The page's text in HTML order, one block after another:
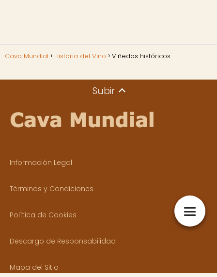
Cava Mundial Historia del Vino Viñedos históricos
Subir
Información Legal
Términos y Condiciones
Política de Cookies
Descargo de Responsabilidad
Mapa del Sitio